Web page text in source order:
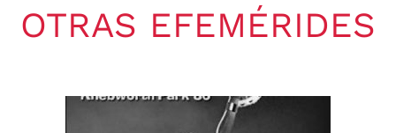
OTRAS EFEMÉRIDES